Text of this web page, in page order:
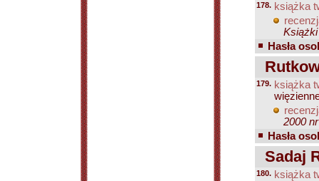
178. książka
Książki
Hasła
179. książka
2000
Hasła
Sadaj
180. książka